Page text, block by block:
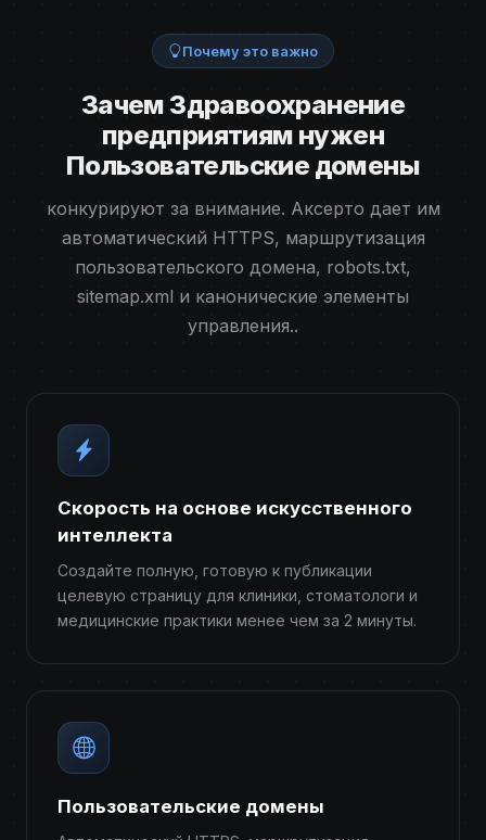
Почему это важно
Зачем Здравоохранение
предприятиям нужен
Пользовательские домены
конкурируют за внимание. Аксерто дает им
автоматический HTTPS, маршрутизация
пользовательского домена, robots.txt,
sitemap.xml и канонические элементы
управления..
Скорость на основе искусственного
интеллекта
Создайте полную, готовую к публикации
целевую страницу для клиники, стоматологи и
медицинские практики менее чем за 2 минуты.
Пользовательские домены